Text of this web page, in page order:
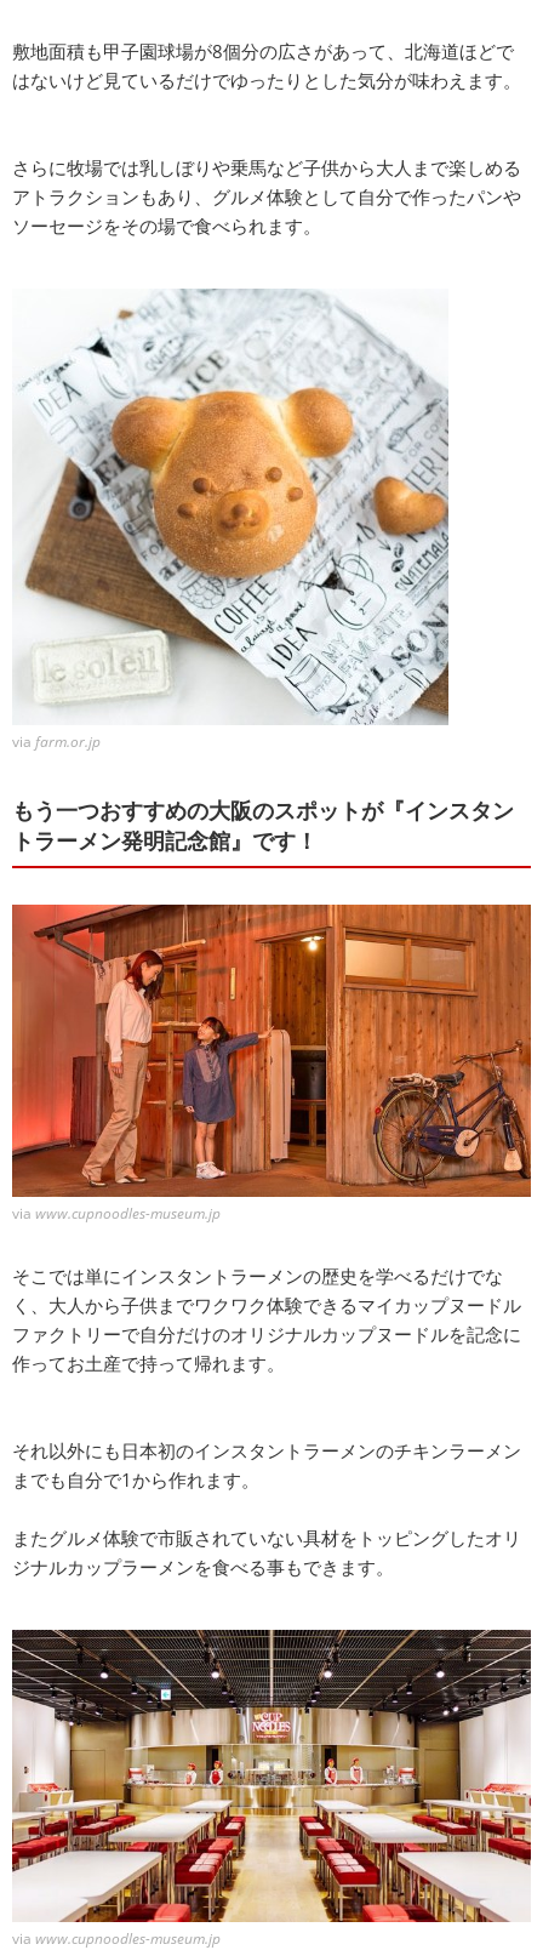
敷地面積も甲子園球場が8個分の広さがあって、北海道ほどで
はないけど見ているだけでゆったりとした気分が味わえます。
さらに牧場では乳しぼりや乗馬など子供から大人まで楽しめる
アトラクションもあり、グルメ体験として自分で作ったパンや
ソーセージをその場で食べられます。
via farm.or.jp
もう一つおすすめの大阪のスポットが『インスタン
トラーメン発明記念館』です！
via www.cupnoodles-museum.jp
そこでは単にインスタントラーメンの歴史を学べるだけでな
く、大人から子供までワクワク体験できるマイカップヌードル
ファクトリーで自分だけのオリジナルカップヌードルを記念に
作ってお土産で持って帰れます。
それ以外にも日本初のインスタントラーメンのチキンラーメン
までも自分で1から作れます。
またグルメ体験で市販されていない具材をトッピングしたオリ
ジナルカップラーメンを食べる事もできます。
via www.cupnoodles-museum.jp